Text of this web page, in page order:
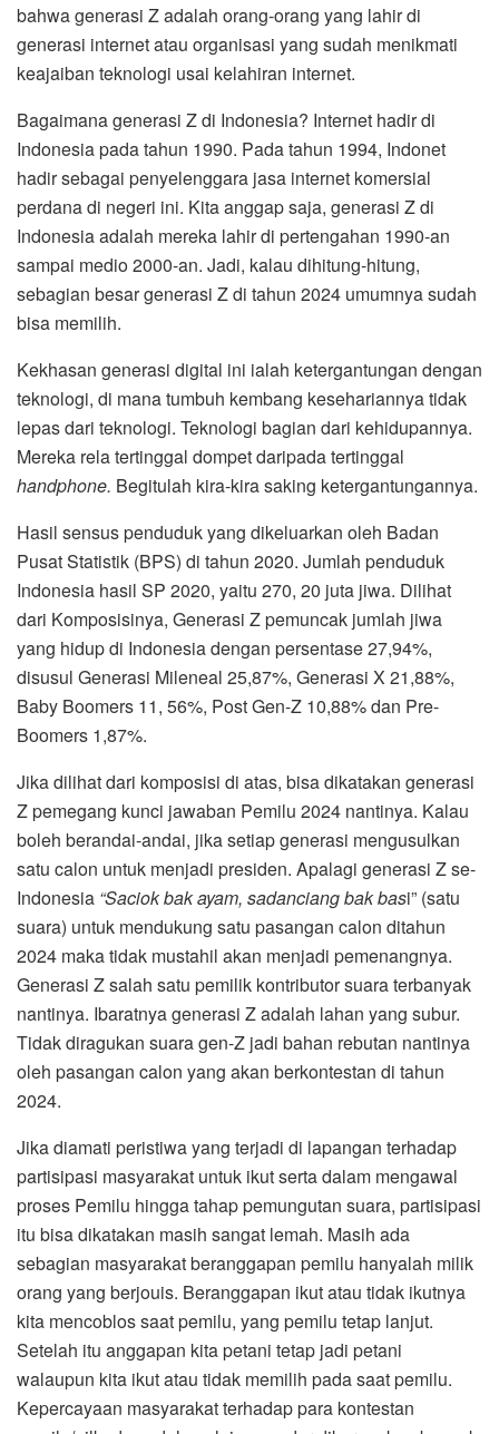
bahwa generasi Z adalah orang-orang yang lahir di
generasi internet atau organisasi yang sudah menikmati
keajaiban teknologi usai kelahiran internet.
Bagaimana generasi Z di Indonesia? Internet hadir di
Indonesia pada tahun 1990. Pada tahun 1994, Indonet
hadir sebagai penyelenggara jasa internet komersial
perdana di negeri ini. Kita anggap saja, generasi Z di
Indonesia adalah mereka lahir di pertengahan 1990-an
sampai medio 2000-an. Jadi, kalau dihitung-hitung,
sebagian besar generasi Z di tahun 2024 umumnya sudah
bisa memilih.
Kekhasan generasi digital ini ialah ketergantungan dengan
teknologi, di mana tumbuh kembang kesehariannya tidak
lepas dari teknologi. Teknologi bagian dari kehidupannya.
Mereka rela tertinggal dompet daripada tertinggal
handphone. Begitulah kira-kira saking ketergantungannya.
Hasil sensus penduduk yang dikeluarkan oleh Badan
Pusat Statistik (BPS) di tahun 2020. Jumlah penduduk
Indonesia hasil SP 2020, yaitu 270, 20 juta jiwa. Dilihat
dari Komposisinya, Generasi Z pemuncak jumlah jiwa
yang hidup di Indonesia dengan persentase 27,94%,
disusul Generasi Mileneal 25,87%, Generasi X 21,88%,
Baby Boomers 11, 56%, Post Gen-Z 10,88% dan Pre-
Boomers 1,87%.
Jika dilihat dari komposisi di atas, bisa dikatakan generasi
Z pemegang kunci jawaban Pemilu 2024 nantinya. Kalau
boleh berandai-andai, jika setiap generasi mengusulkan
satu calon untuk menjadi presiden. Apalagi generasi Z se-
Indonesia “Saciok bak ayam, sadanciang bak basi” (satu
suara) untuk mendukung satu pasangan calon ditahun
2024 maka tidak mustahil akan menjadi pemenangnya.
Generasi Z salah satu pemilik kontributor suara terbanyak
nantinya. Ibaratnya generasi Z adalah lahan yang subur.
Tidak diragukan suara gen-Z jadi bahan rebutan nantinya
oleh pasangan calon yang akan berkontestan di tahun
2024.
Jika diamati peristiwa yang terjadi di lapangan terhadap
partisipasi masyarakat untuk ikut serta dalam mengawal
proses Pemilu hingga tahap pemungutan suara, partisipasi
itu bisa dikatakan masih sangat lemah. Masih ada
sebagian masyarakat beranggapan pemilu hanyalah milik
orang yang berjouis. Beranggapan ikut atau tidak ikutnya
kita mencoblos saat pemilu, yang pemilu tetap lanjut.
Setelah itu anggapan kita petani tetap jadi petani
walaupun kita ikut atau tidak memilih pada saat pemilu.
Kepercayaan masyarakat terhadap para kontestan